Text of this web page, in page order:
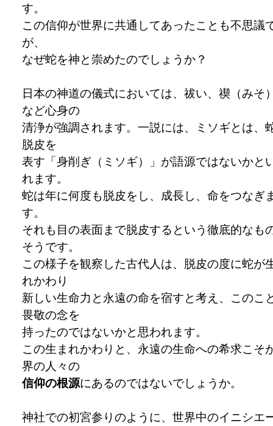
す。
この信仰が世界に共通してあったことも不思議
が、
なぜ蛇を神と崇めたのでしょうか？
日本の神道の儀式においては、祓い、禊（みそ
など心身の
清浄が強調されます。一説には、ミソギとは、
脱皮を
表す「身削ぎ（ミソギ）」が語源ではないかと
れます。
蛇は年に何度も脱皮をし、成長し、命をつなぎ
す。
それも目の表面まで脱皮するという徹底的なも
そうです。
この様子を観察した古代人は、脱皮の度に蛇が
れかわり
新しい生命力と永遠の命を宿すと考え、このこ
畏敬の念を
持ったのではないかと思われます。
この生まれかわりと、永遠の生命への希求こそ
界の人々の
信仰の根源にあるのではないでしょうか。
神社での初宮参りのように、世界中のイニシエ